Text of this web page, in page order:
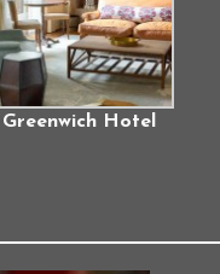
Greenwich Hotel